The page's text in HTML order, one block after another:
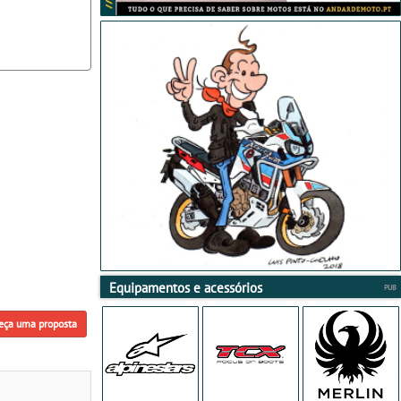
uma proposta
Equipamentos e acessórios